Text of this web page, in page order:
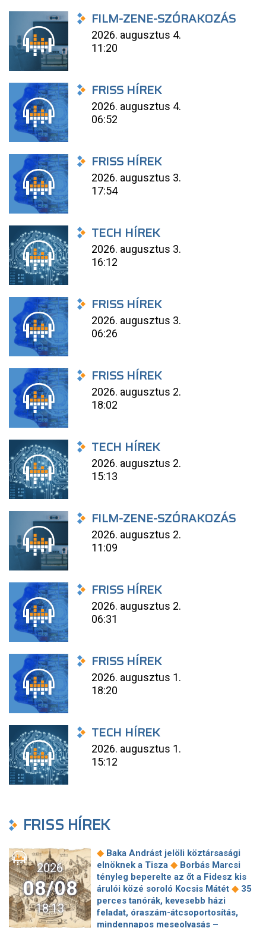
FILM-ZENE-SZÓRAKOZÁS
2026. augusztus 4.
11:20
FRISS HÍREK
2026. augusztus 4.
06:52
FRISS HÍREK
2026. augusztus 3.
17:54
TECH HÍREK
2026. augusztus 3.
16:12
FRISS HÍREK
2026. augusztus 3.
06:26
FRISS HÍREK
2026. augusztus 2.
18:02
TECH HÍREK
2026. augusztus 2.
15:13
FILM-ZENE-SZÓRAKOZÁS
2026. augusztus 2.
11:09
FRISS HÍREK
2026. augusztus 2.
06:31
FRISS HÍREK
2026. augusztus 1.
18:20
TECH HÍREK
2026. augusztus 1.
15:12
FRISS HÍREK
2026
08/08
18:13
◆ Baka Andrást jelöli köztársasági
elnöknek a Tisza ◆ Borbás Marcsi
tényleg beperelte az őt a Fidesz kis
árulói közé soroló Kocsis Mátét ◆ 35
perces tanórák, kevesebb házi
feladat, óraszám-átcsoportosítás,
mindennapos meseolvasás –